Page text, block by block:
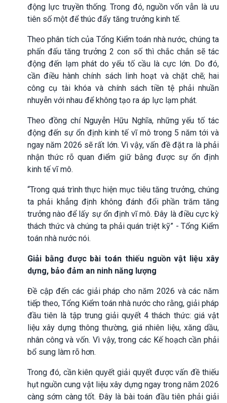
động lực truyền thống. Trong đó, nguồn vốn vẫn là ưu
tiên số một để thúc đẩy tăng trưởng kinh tế.
Theo phân tích của Tổng Kiểm toán nhà nước, chúng ta
phấn đấu tăng trưởng 2 con số thì chắc chắn sẽ tác
động đến lạm phát do yếu tố cầu là cực lớn. Do đó,
cần điều hành chính sách linh hoạt và chặt chẽ; hai
công cụ tài khóa và chính sách tiền tệ phải nhuần
nhuyễn với nhau để không tạo ra áp lực lạm phát.
Theo đồng chí Nguyễn Hữu Nghĩa, những yếu tố tác
động đến sự ổn định kinh tế vĩ mô trong 5 năm tới và
ngay năm 2026 sẽ rất lớn. Vì vậy, vấn đề đặt ra là phải
nhận thức rõ quan điểm giữ bằng được sự ổn định
kinh tế vĩ mô.
“Trong quá trình thực hiện mục tiêu tăng trưởng, chúng
ta phải khẳng định không đánh đổi phần trăm tăng
trưởng nào để lấy sự ổn định vĩ mô. Đây là điều cực kỳ
thách thức và chúng ta phải quán triệt kỹ” - Tổng Kiểm
toán nhà nước nói.
Giải bằng được bài toán thiếu nguồn vật liệu xây
dựng, bảo đảm an ninh năng lượng
Đề cập đến các giải pháp cho năm 2026 và các năm
tiếp theo, Tổng Kiểm toán nhà nước cho rằng, giải pháp
đầu tiên là tập trung giải quyết 4 thách thức: giá vật
liệu xây dựng thông thường, giá nhiên liệu, xăng dầu,
nhân công và vốn. Vì vậy, trong các Kế hoạch cần phải
bổ sung làm rõ hơn.
Trong đó, cần kiên quyết giải quyết được vấn đề thiếu
hụt nguồn cung vật liệu xây dựng ngay trong năm 2026
càng sớm càng tốt. Đây là bài toán đầu tiên phải giải